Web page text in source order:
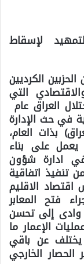
لإسقاط
واشنطن لعام 1998 بين الحزبين الكرديين
التي
العراق عام
في حث الإدارة
بذات العام،
يعمل على بناء
ادارة شؤون
تنفيذ اتفاقية
اقتصاد الاقليم
فتح المعابر
وادى إلى تحسن
الإعمار ما
عن باقي
الخارجي